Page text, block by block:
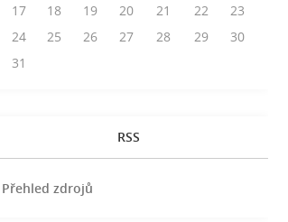
17
18 19 20 21 22
23
24
25 26 27 28 29
30
31
RSS
Přehled zdrojů